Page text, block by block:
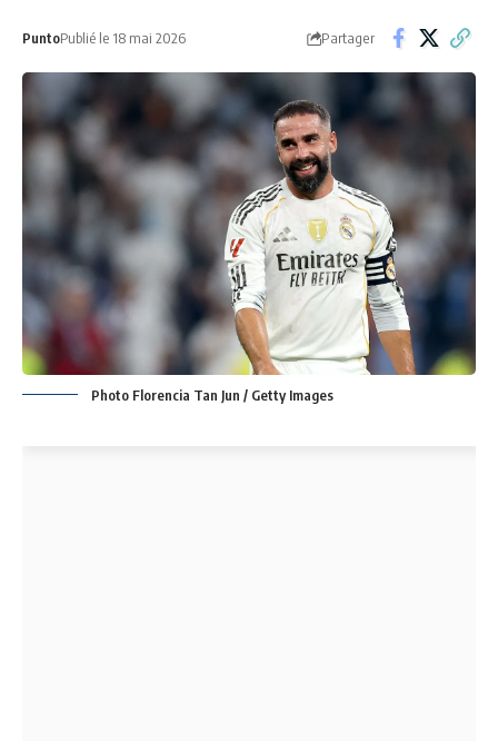
PuntoPublié le 18 mai 2026 Partager
Photo Florencia Tan Jun / Getty Images